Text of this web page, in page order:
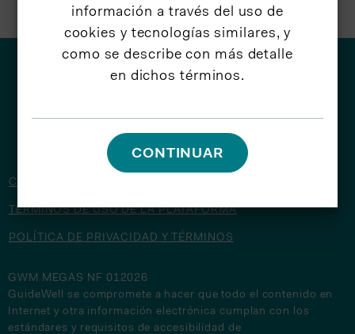
CONTÁCTENOS
TÉRMINOS DE USO DE LA PLATAFORMA
POLÍTICA DE PRIVACIDAD Y TÉRMINOS
GWM MEGAS NF 012026
GuideWell se compromete a hacer que todo el contenido en
Internet y otra información electrónica cumplan con los
estándares y requisitos de accesibilidad de
información a través del uso de
cookies y tecnologías similares, y
como se describe con más detalle
en dichos términos.
CONTINUAR